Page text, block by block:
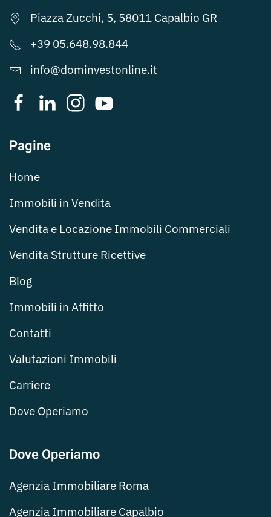
Piazza Zucchi, 5, 58011 Capalbio GR
+39 05.648.98.844
info@dominvestonline.it
Pagine
Home
Immobili in Vendita
Vendita e Locazione Immobili Commerciali
Vendita Strutture Ricettive
Blog
Immobili in Affitto
Contatti
Valutazioni Immobili
Carriere
Dove Operiamo
Dove Operiamo
Agenzia Immobiliare Roma
Agenzia Immobiliare Capalbio